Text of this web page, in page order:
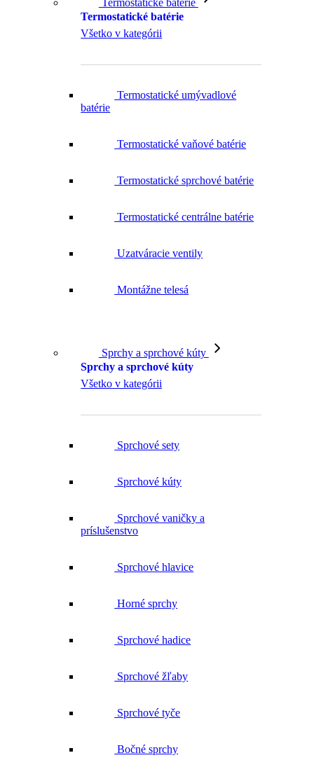
Termostatické batérie
Termostatické batérie
Všetko v kategórii
Termostatické umývadlové
batérie
Termostatické vaňové batérie
Termostatické sprchové batérie
Termostatické centrálne batérie
Uzatváracie ventily
Montážne telesá
Sprchy a sprchové kúty
Sprchy a sprchové kúty
Všetko v kategórii
Sprchové sety
Sprchové kúty
Sprchové vaničky a
príslušenstvo
Sprchové hlavice
Horné sprchy
Sprchové hadice
Sprchové žľaby
Sprchové tyče
Bočné sprchy